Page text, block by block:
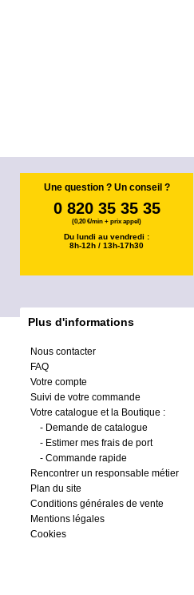
Une question ? Un conseil ?
0 820 35 35 35
(0,20 €/min + prix appel)
Du lundi au vendredi :
8h-12h / 13h-17h30
Plus d'informations
Nous contacter
FAQ
Votre compte
Suivi de votre commande
Votre catalogue et la Boutique :
- Demande de catalogue
- Estimer mes frais de port
- Commande rapide
Rencontrer un responsable métier
Plan du site
Conditions générales de vente
Mentions légales
Cookies